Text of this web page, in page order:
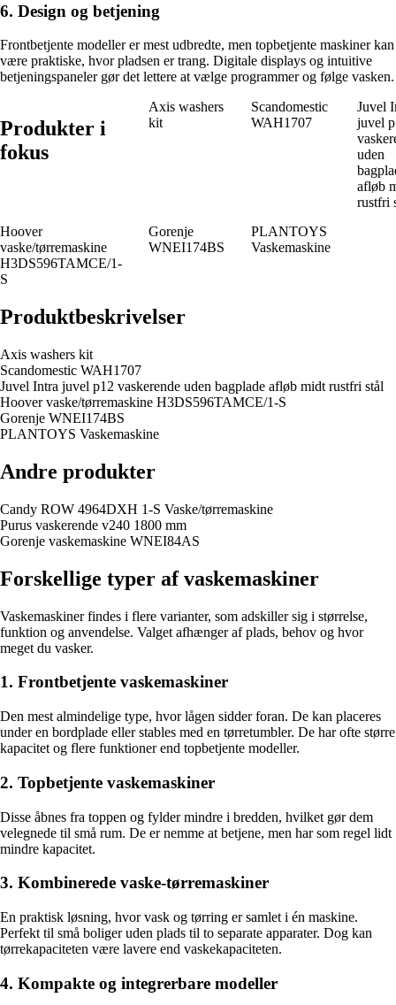
6. Design og betjening
Frontbetjente modeller er mest udbredte, men topbetjente maskiner kan
være praktiske, hvor pladsen er trang. Digitale displays og intuitive
betjeningspaneler gør det lettere at vælge programmer og følge vasken.
Produkter i
fokus
Axis washers
kit
Scandomestic
WAH1707
Juvel
juvel
uden
afløb
rustfri
Hoover
vaske/tørremaskine
H3DS596TAMCE/1-
S
Gorenje
WNEI174BS
PLANTOYS
Vaskemaskine
Produktbeskrivelser
Axis washers kit
Scandomestic WAH1707
Juvel Intra juvel p12 vaskerende uden bagplade afløb midt rustfri stål
Hoover vaske/tørremaskine H3DS596TAMCE/1-S
Gorenje WNEI174BS
PLANTOYS Vaskemaskine
Andre produkter
Candy ROW 4964DXH 1-S Vaske/tørremaskine
Purus vaskerende v240 1800 mm
Gorenje vaskemaskine WNEI84AS
Forskellige typer af vaskemaskiner
Vaskemaskiner findes i flere varianter, som adskiller sig i størrelse,
funktion og anvendelse. Valget afhænger af plads, behov og hvor
meget du vasker.
1. Frontbetjente vaskemaskiner
Den mest almindelige type, hvor lågen sidder foran. De kan placeres
under en bordplade eller stables med en tørretumbler. De har ofte større
kapacitet og flere funktioner end topbetjente modeller.
2. Topbetjente vaskemaskiner
Disse åbnes fra toppen og fylder mindre i bredden, hvilket gør dem
velegnede til små rum. De er nemme at betjene, men har som regel lidt
mindre kapacitet.
3. Kombinerede vaske-tørremaskiner
En praktisk løsning, hvor vask og tørring er samlet i én maskine.
Perfekt til små boliger uden plads til to separate apparater. Dog kan
tørrekapaciteten være lavere end vaskekapaciteten.
4. Kompakte og integrerbare modeller